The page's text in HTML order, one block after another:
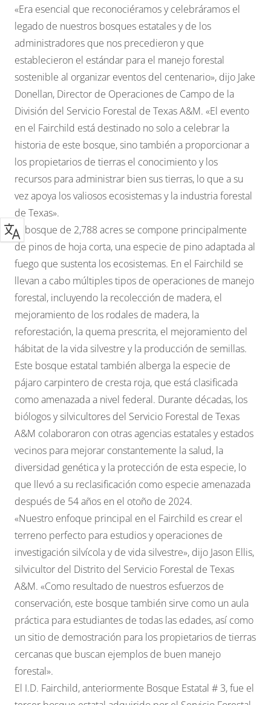
«Era esencial que reconociéramos y celebráramos el
legado de nuestros bosques estatales y de los
administradores que nos precedieron y que
establecieron el estándar para el manejo forestal
sostenible al organizar eventos del centenario», dijo Jake
Donellan, Director de Operaciones de Campo de la
División del Servicio Forestal de Texas A&M. «El evento
en el Fairchild está destinado no solo a celebrar la
historia de este bosque, sino también a proporcionar a
los propietarios de tierras el conocimiento y los
recursos para administrar bien sus tierras, lo que a su
vez apoya los valiosos ecosistemas y la industria forestal
de Texas».
El bosque de 2,788 acres se compone principalmente
de pinos de hoja corta, una especie de pino adaptada al
fuego que sustenta los ecosistemas. En el Fairchild se
llevan a cabo múltiples tipos de operaciones de manejo
forestal, incluyendo la recolección de madera, el
mejoramiento de los rodales de madera, la
reforestación, la quema prescrita, el mejoramiento del
hábitat de la vida silvestre y la producción de semillas.
Este bosque estatal también alberga la especie de
pájaro carpintero de cresta roja, que está clasificada
como amenazada a nivel federal. Durante décadas, los
biólogos y silvicultores del Servicio Forestal de Texas
A&M colaboraron con otras agencias estatales y estados
vecinos para mejorar constantemente la salud, la
diversidad genética y la protección de esta especie, lo
que llevó asu reclasificación como especie amenazada
después de 54 años en el otoño de 2024.
«Nuestro enfoque principal en el Fairchild es crear el
terreno perfecto para estudios y operaciones de
investigación silvícola y de vida silvestre», dijo Jason Ellis,
silvicultor del Distrito del Servicio Forestal de Texas
A&M. «Como resultado de nuestros esfuerzos de
conservación, este bosque también sirve como un aula
práctica para estudiantes de todas las edades, así como
un sitio de demostración para los propietarios de tierras
cercanas que buscan ejemplos de buen manejo
forestal».
El I.D. Fairchild, anteriormente Bosque Estatal # 3, fue el